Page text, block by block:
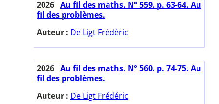
2026 Au fil des maths. N° 559. p. 63-64. Au
fil des problèmes.
Auteur : De Ligt Frédéric
2026 Au fil des maths. N° 560. p. 74-75. Au
fil des problèmes.
Auteur : De Ligt Frédéric